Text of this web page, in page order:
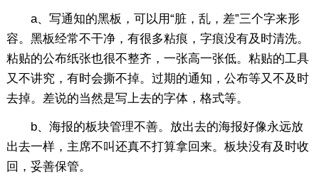
a、写通知的黑板，可以用“脏，乱，差”三个字来形
容。黑板经常不干净，有很多粘痕，字痕没有及时清洗。
粘贴的公布纸张也很不整齐，一张高一张低。粘贴的工具
又不讲究，有时会撕不掉。过期的通知，公布等又不及时
去掉。差说的当然是写上去的字体，格式等。
b、海报的板块管理不善。放出去的海报好像永远放
出去一样，主席不叫还真不打算拿回来。板块没有及时收
回，妥善保管。